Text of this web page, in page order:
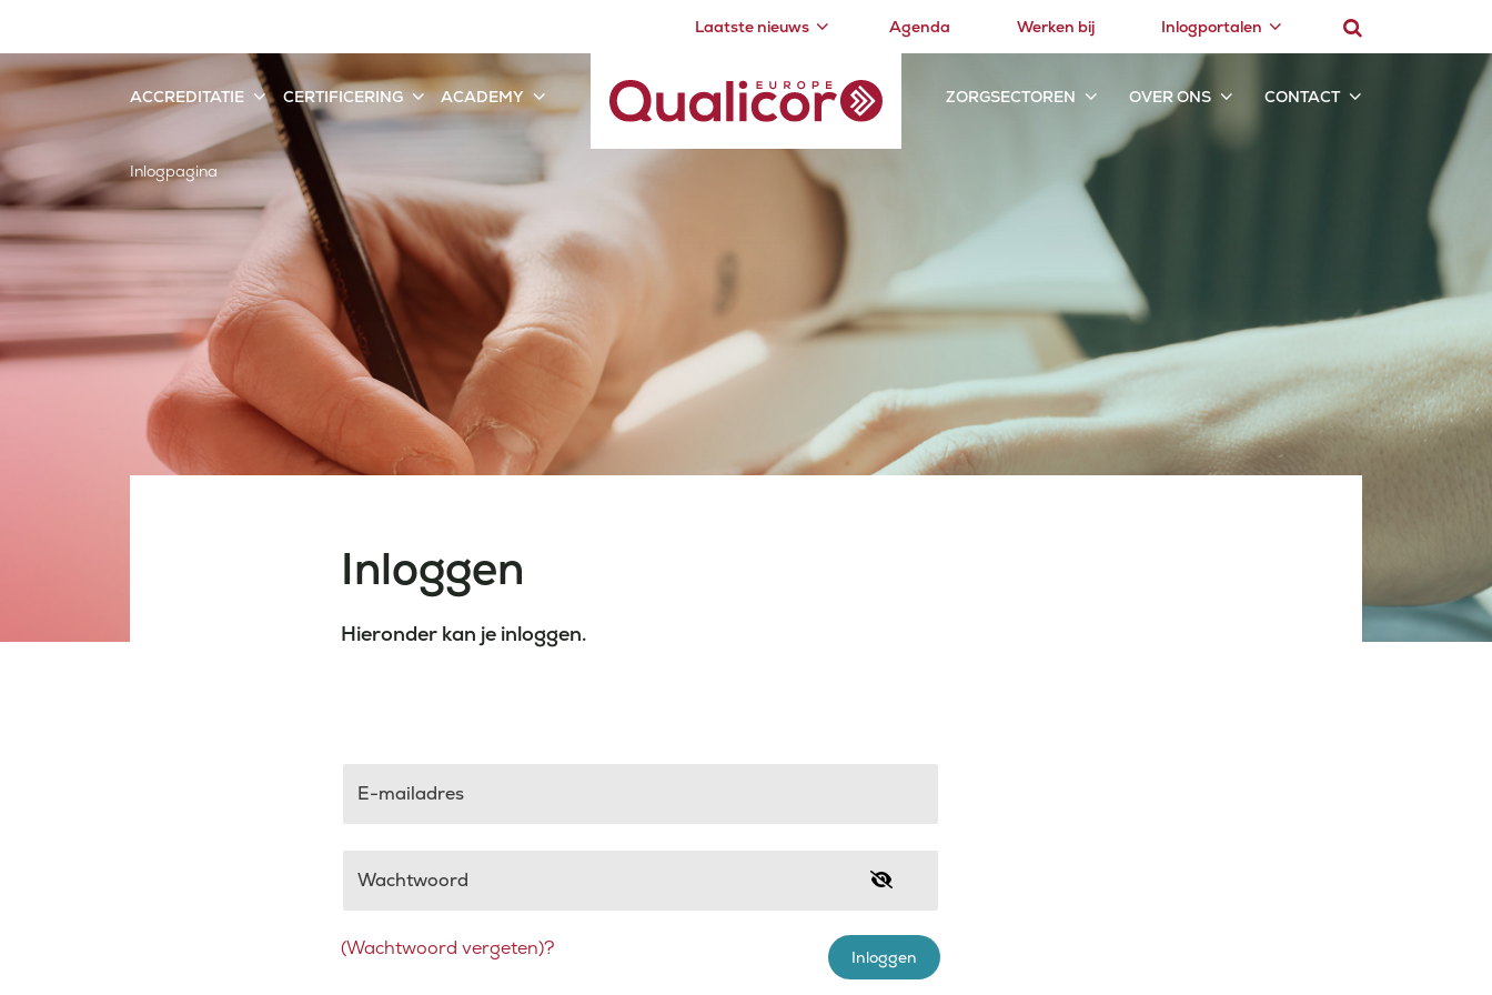
Laatste nieuws Agenda Werken bij Inlogportalen
ACCREDITATIE CERTIFICERING ACADEMY ZORGSECTOREN OVER ONS CONTACT
Inlogpagina
Inloggen
Hieronder kan je inloggen.
E-mailadres
Wachtwoord
Inloggen
(Wachtwoord vergeten)?